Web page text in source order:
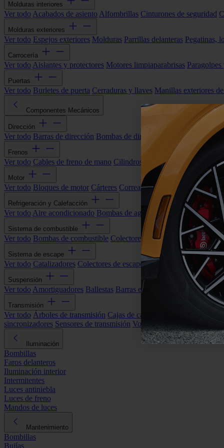
Molduras interiores
Ver todo Acabados de asiento Alfombrillas Cinturones de seguridad
Molduras exteriores
Ver todo Espejos exteriores Molduras Parrillas delanteras Pegatinas,
Carrocería
Ver todo Aislantes y protectores Motores limpiaparabrisas
Puertas
Ver todo Burletes de puerta Cerraduras y llaves Manillas exteriores
Componentes Mecánicos
Dirección
Ver todo Barras de dirección Bombas de dirección asistida
Frenos
Ver todo Cables de freno de mano Cilindros de freno Componentes
Motor
Ver todo Bloques de motor Cárteres Correas alternador Correas y
Refrigeración y Calefacción
Ver todo Aire acondicionado Bombas de agua Electroventiladores
Sistema de combustible
Ver todo Bombas de combustible Colectores de admisión Filtros de
Sistema de escape
Ver todo Catalizadores Colectores de escape Filtros de partículas
Suspensión
Ver todo Amortiguadores Ballestas Barras estabilizadoras Bieletas y
Transmisión
Ver todo Árboles de transmisión Cajas de cambios automáticas
sincronizadores Sensores de transmisión Volantes de motor
Iluminación
Bombillas
Faros delanteros
Iluminación interior
Intermitentes
Luces antiniebla
Luces de freno
Mandos de luces
Mantenimiento
Bombillas
Bujías